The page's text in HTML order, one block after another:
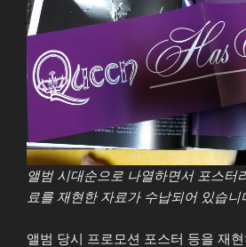
앨범 시대순으로 나열하면서 포스터
료를 재현한 자료가 수납되어 있습니
앨범 당시 프로모션 포스터 등을 재